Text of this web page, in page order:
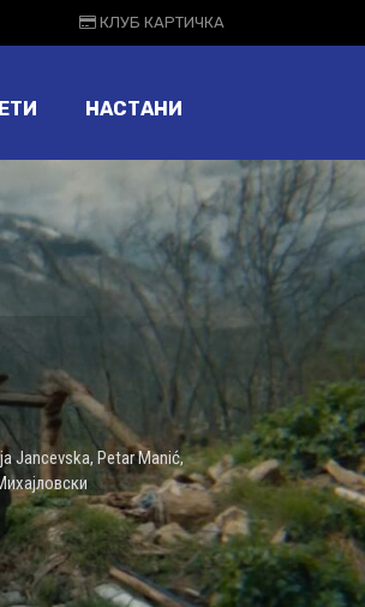
КЛУБ КАРТИЧКА
НАСТАНИ
Jancevska, Petar Manić,